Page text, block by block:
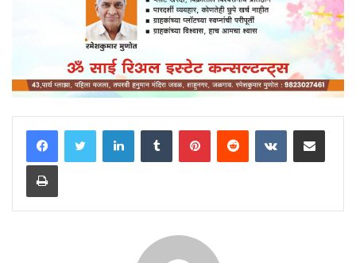
LinkedInTumblr PinterestReddit VKontakteShare via Email
Print